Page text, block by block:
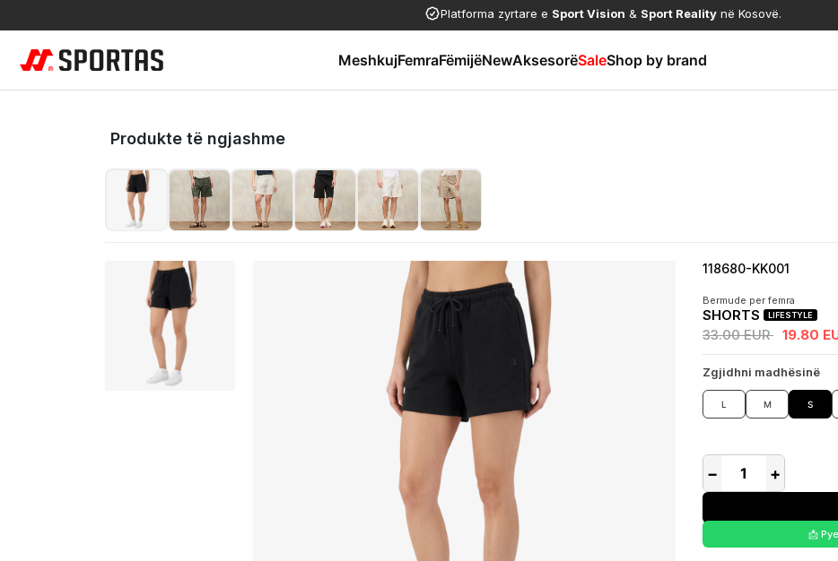
Platforma zyrtare e Sport Vision & Sport Reality në Kosovë.
MeshkujFemraFëmijëNewAksesorëSaleShop by brand
Produkte të ngjashme
118680-KK001
Bermude per femra
SHORTS LIFESTYLE
33.00 EUR 19.80
Zgjidhni madhësinë
L M S
− +
📩